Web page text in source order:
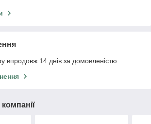
впродовж 14 днів за домовленістю